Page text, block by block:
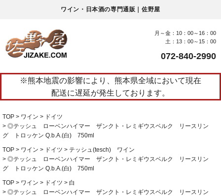
ワイン・日本酒の専門通販｜佐野屋
月～金：10：00～16：00
土：13：00～15：00
072-840-2990
※熊本地震の影響により、熊本県全域において現在
配送に遅延が発生しております。
TOP ワイン
ドイツ
◎テッシュ ローベンハイマー ザンクト・レミギウスベルク リースリン
グ トロッケン Q.b.A.(白) 750ml
TOP ワイン ドイツ
テッシュ(tesch) ワイン
◎テッシュ ローベンハイマー ザンクト・レミギウスベルク リースリン
グ トロッケン Q.b.A.(白) 750ml
TOP ワイン ドイツ
白
◎テッシュ ローベンハイマー ザンクト・レミギウスベルク リースリン